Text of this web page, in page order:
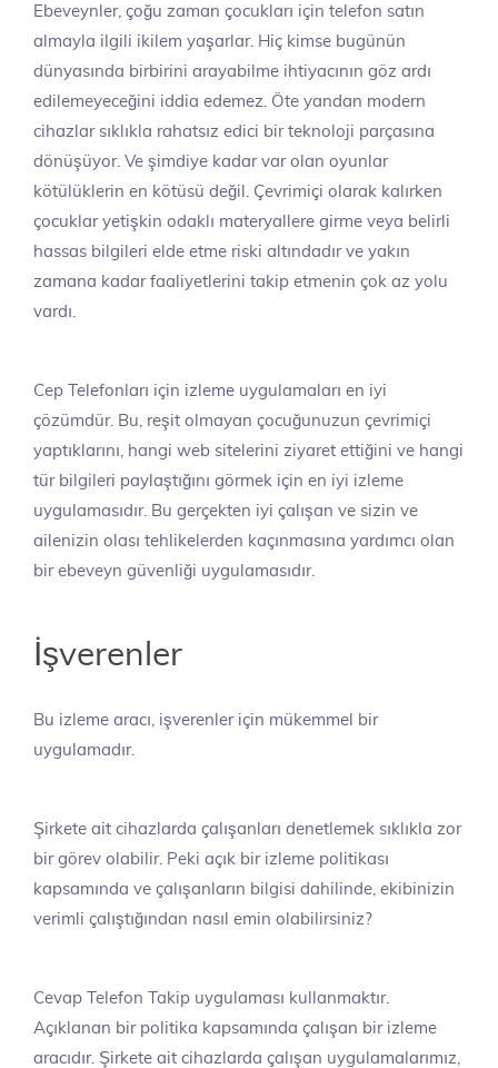
Ebeveynler, çoğu zaman çocukları için telefon satın
almayla ilgili ikilem yaşarlar. Hiç kimse bugünün
dünyasında birbirini arayabilme ihtiyacının göz ardı
edilemeyeceğini iddia edemez. Öte yandan modern
cihazlar sıklıkla rahatsız edici bir teknoloji parçasına
dönüşüyor. Ve şimdiye kadar var olan oyunlar
kötülüklerin en kötüsü değil. Çevrimiçi olarak kalırken
çocuklar yetişkin odaklı materyallere girme veya belirli
hassas bilgileri elde etme riski altındadır ve yakın
zamana kadar faaliyetlerini takip etmenin çok az yolu
vardı.
Cep Telefonları için izleme uygulamaları en iyi
çözümdür. Bu, reşit olmayan çocuğunuzun çevrimiçi
yaptıklarını, hangi web sitelerini ziyaret ettiğini ve hangi
tür bilgileri paylaştığını görmek için en iyi izleme
uygulamasıdır. Bu gerçekten iyi çalışan ve sizin ve
ailenizin olası tehlikelerden kaçınmasına yardımcı olan
bir ebeveyn güvenliği uygulamasıdır.
İşverenler
Bu izleme aracı, işverenler için mükemmel bir
uygulamadır.
Şirkete ait cihazlarda çalışanları denetlemek sıklıkla zor
bir görev olabilir. Peki açık bir izleme politikası
kapsamında ve çalışanların bilgisi dahilinde, ekibinizin
verimli çalıştığından nasıl emin olabilirsiniz?
Cevap Telefon Takip uygulaması kullanmaktır.
Açıklanan bir politika kapsamında çalışan bir izleme
aracıdır. Şirkete ait cihazlarda çalışan uygulamalarımız,